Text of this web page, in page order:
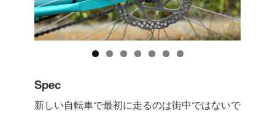
Spec
新しい自転車で最初に走るのは街中ではないで